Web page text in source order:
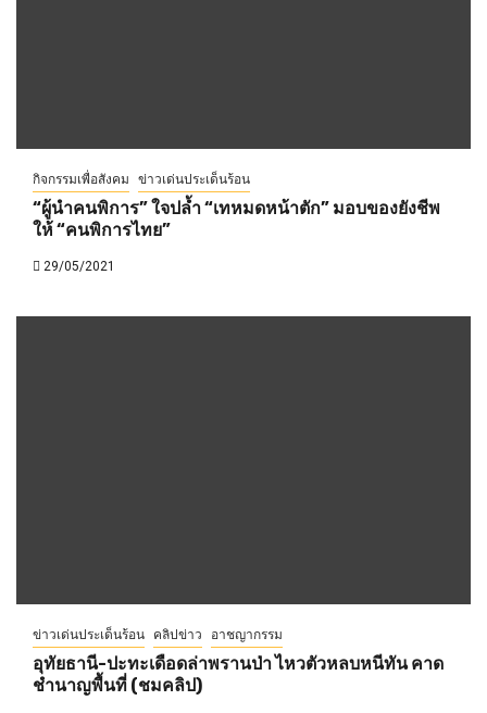
กิจกรรมเพื่อสังคม ข่าวเด่นประเด็นร้อน
“ผู้นำคนพิการ” ใจปล้ำ “เทหมดหน้าตัก” มอบของยังชีพ
ให้ “คนพิการไทย”
29/05/2021
ข่าวเด่นประเด็นร้อน คลิปข่าว อาชญากรรม
อุทัยธานี-ปะทะเดือดล่าพรานป่า ไหวตัวหลบหนีทัน คาด
ชำนาญพื้นที่ (ชมคลิป)